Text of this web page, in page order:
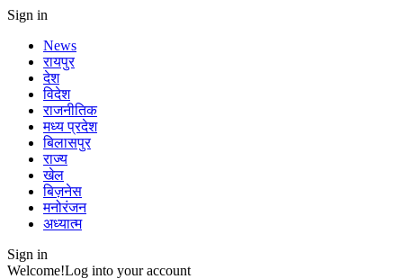
Sign in
News
रायपुर
देश
विदेश
राजनीतिक
मध्य प्रदेश
बिलासपुर
राज्य
खेल
बिज़नेस
मनोरंजन
अध्यात्म
Sign in
Welcome!Log into your account